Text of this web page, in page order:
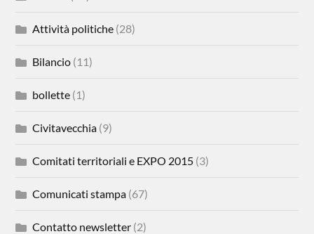
Attività politiche (28)
Bilancio (11)
bollette (1)
Civitavecchia (9)
Comitati territoriali e EXPO 2015 (3)
Comunicati stampa (67)
Contatto newsletter (2)